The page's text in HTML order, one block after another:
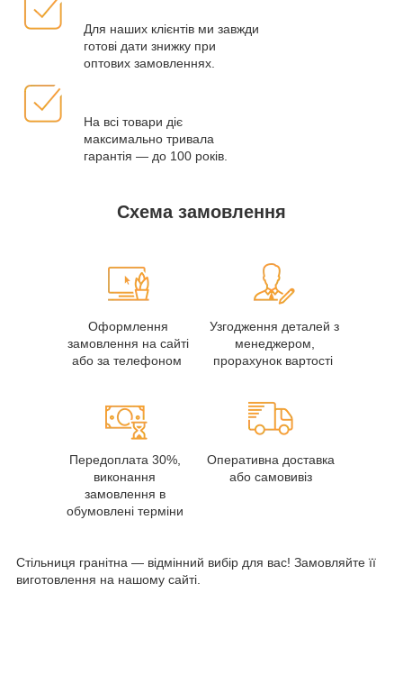
Для наших клієнтів ми завжди
готові дати знижку при
оптових замовленнях.
На всі товари діє
максимально тривала
гарантія — до 100 років.
Схема замовлення
Оформлення
замовлення на сайті
або за телефоном
Узгодження деталей з
менеджером,
прорахунок вартості
Передоплата 30%,
виконання
замовлення в
обумовлені терміни
Оперативна доставка
або самовивіз
Стільниця гранітна — відмінний вибір для вас! Замовляйте її
виготовлення на нашому сайті.